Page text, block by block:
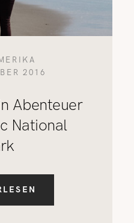
2016
Abenteuer
National